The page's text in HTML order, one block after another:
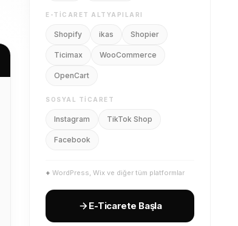
E-TICARET ALTYAPILARI
Shopify ikas Shopier
Ticimax WooCommerce
OpenCart
SOSYAL TICARET
Instagram TikTok Shop
Facebook
+ WordPress, Wix ve diğer tüm platformlar
E-Ticarete Başla